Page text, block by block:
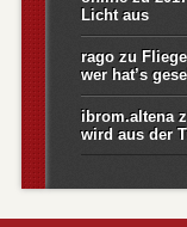
Licht aus
ragozu
wer hat’s
ibrom.altena
wird aus der